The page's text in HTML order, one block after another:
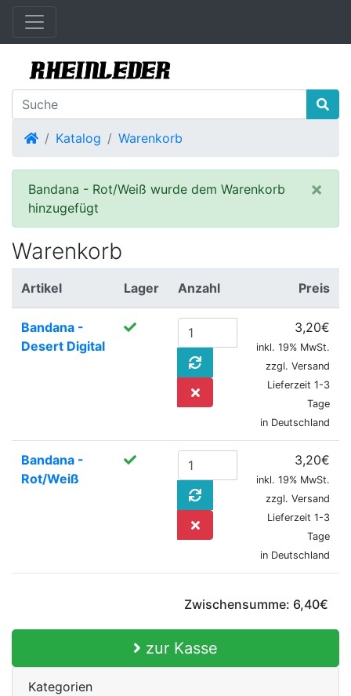
Startseite
Katalog Warenkorb
×
Bandana - Rot/Weiß wurde dem Warenkorb
hinzugefügt
Warenkorb
Artikel Lager Anzahl Preis
Bandana -
Desert Digital
3,20€
inkl. 19% MwSt.
zzgl. Versand
Lieferzeit 1-3
Tage
in Deutschland
Bandana -
Rot/Weiß
3,20€
inkl. 19% MwSt.
zzgl. Versand
Lieferzeit 1-3
Tage
in Deutschland
Zwischensumme: 6,40€
zur Kasse
Kategorien